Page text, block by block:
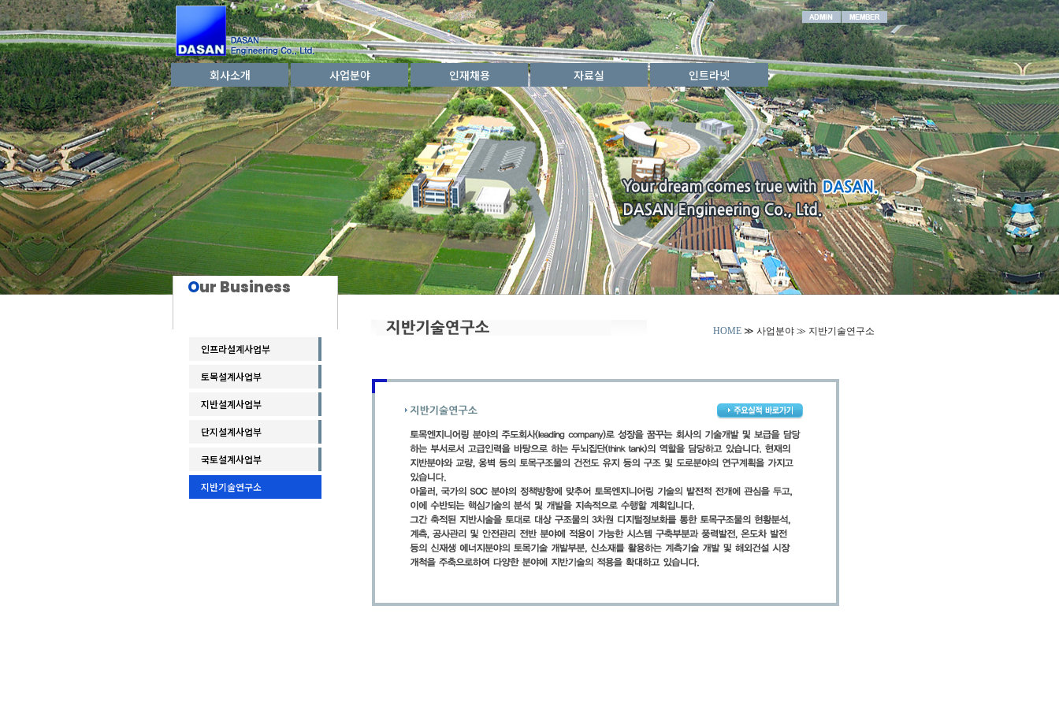
회사소개 사업분야 인재채용 자료실 인트라넷
Our Business
인프라설계사업부
토목설계사업부
지반설계사업부
단지설계사업부
국토설계사업부
지반기술연구소
HOME≫ 사업분야 ≫ 지반기술연구소